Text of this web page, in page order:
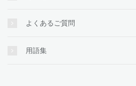
よくあるご質問
用語集